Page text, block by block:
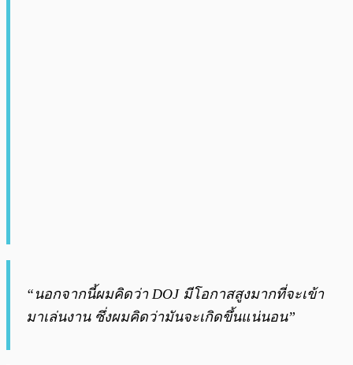
“นอกจากนี้ผมคิดว่า DOJ มีโอกาสสูงมากที่จะเข้า
มาเล่นงาน ซึ่งผมคิดว่ามันจะเกิดขึ้นแน่นอน”